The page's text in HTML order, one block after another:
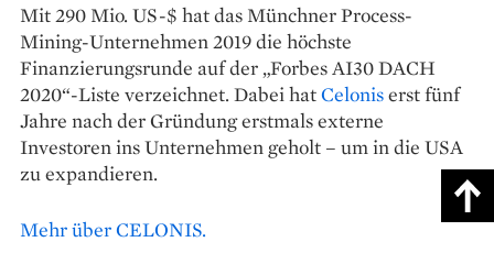
Mit 290 Mio. US-$ hat das Münchner Process-
Mining-Unternehmen 2019 die höchste
Finanzierungsrunde auf der „Forbes AI30 DACH
2020“-Liste verzeichnet. Dabei hatCeloniserst fünf
Jahre nach der Gründung erstmals externe
Investoren ins Unternehmen geholt – um in die USA
zu expandieren.
Mehr über CELONIS.